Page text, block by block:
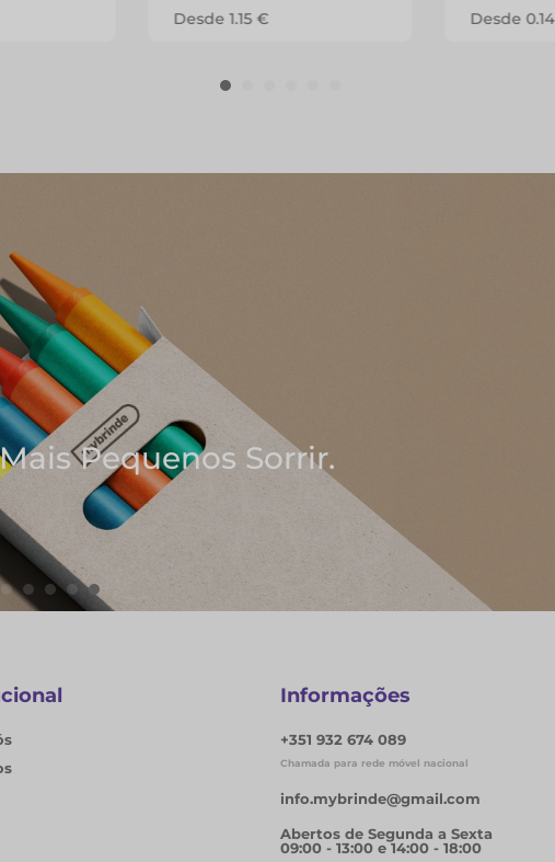
Desde 1.15 € Desde
As Melhores Ideias
Blocos de Notas
Informações
+351 932 674 089
Chamada para rede móvel nacional
info.mybrinde@gmail.com
Abertos de Segunda a Sexta
09:00 - 13:00 e 14:00 - 18:00